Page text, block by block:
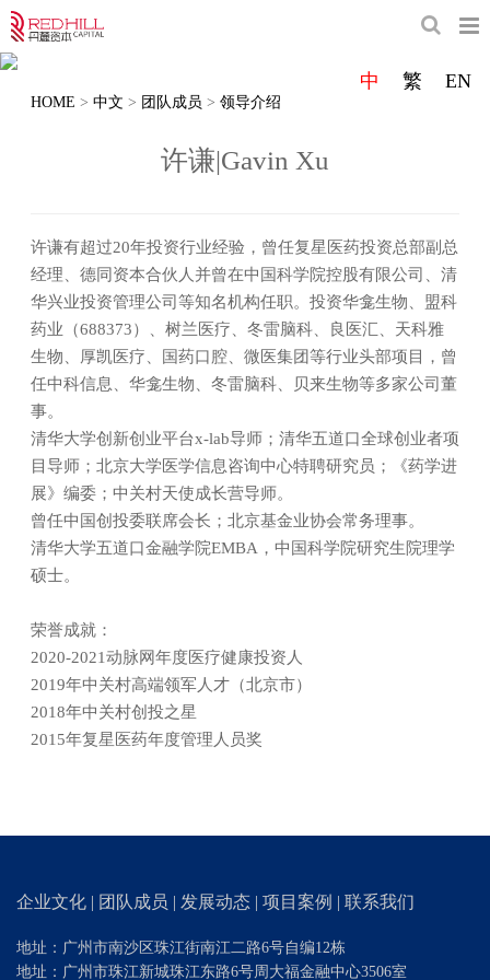
中 繁 EN
丹麓资本核心团队来自于国内创投基金管理公
对投资和产业有较深刻理解
HOME > 中文 > 团队成员 > 领导介绍
许谦|Gavin Xu
许谦有超过20年投资行业经验，曾任复星医药投资总部副总
经理、德同资本合伙人并曾在中国科学院控股有限公司、清
华兴业投资管理公司等知名机构任职。投资华龛生物、盟科
药业（688373）、树兰医疗、冬雷脑科、良医汇、天科雅
生物、厚凯医疗、国药口腔、微医集团等行业头部项目，曾
任中科信息、华龛生物、冬雷脑科、贝来生物等多家公司董
事。
清华大学创新创业平台x-lab导师；清华五道口全球创业者项
目导师；北京大学医学信息咨询中心特聘研究员；《药学进
展》编委；中关村天使成长营导师。
曾任中国创投委联席会长；北京基金业协会常务理事。
清华大学五道口金融学院EMBA，中国科学院研究生院理学
硕士。
荣誉成就：
2020-2021动脉网年度医疗健康投资人
2019年中关村高端领军人才（北京市）
2018年中关村创投之星
2015年复星医药年度管理人员奖
企业文化 | 团队成员 | 发展动态 | 项目案例 | 联系我们
地址：广州市南沙区珠江街南江二路6号自编12栋
地址：广州市珠江新城珠江东路6号周大福金融中心3506室